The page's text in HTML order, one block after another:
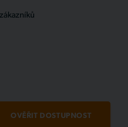
OVĚŘIT DOSTUPNOST